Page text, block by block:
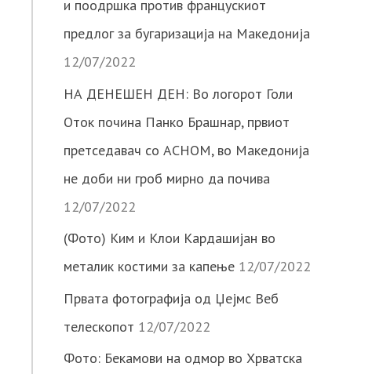
и поодршка против францускиот
предлог за бугаризација на Македонија
12/07/2022
НА ДЕНЕШЕН ДЕН: Во логорот Голи
Оток почина Панко Брашнар, првиот
претседавач со АСНОМ, во Македонија
не доби ни гроб мирно да почива
12/07/2022
(Фото) Ким и Клои Кардашијан во
металик костими за капење 12/07/2022
Првата фотографија од Џејмс Веб
телескопот 12/07/2022
Фото: Бекамови на одмор во Хрватска